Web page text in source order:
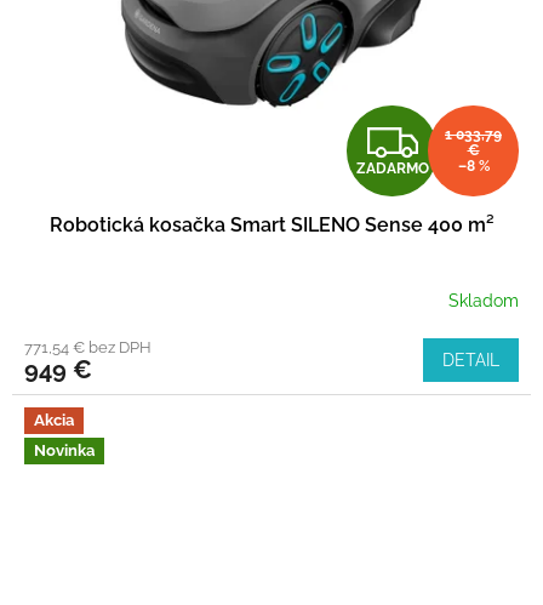
Z
A
D
A
R
M
ZADARMO
1 033,79
€
–8 %
Robotická kosačka Smart SILENO Sense 400 m²
Skladom
771,54 € bez DPH
949 € DETAIL
Akcia
Novinka